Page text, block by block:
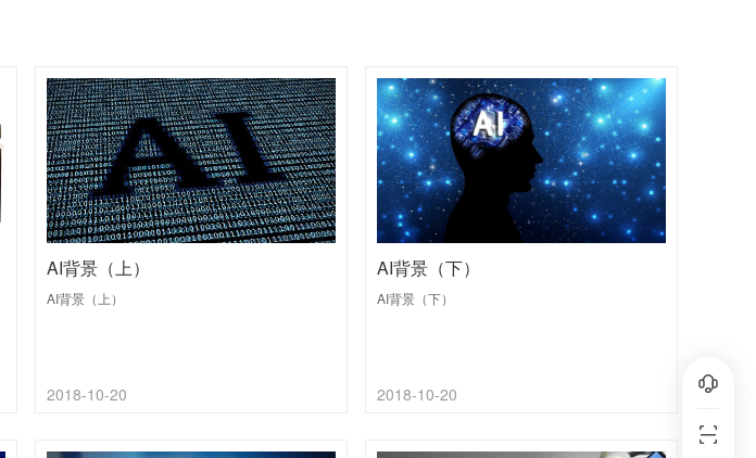
AI背景（上）
AI背景（上）
2018-10-20
AI背景（下）
AI背景（下）
2018-10-20